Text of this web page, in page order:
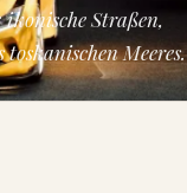
Straßen,
Meeres.